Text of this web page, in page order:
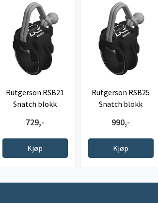
Rutgerson RSB21
Snatch blokk
729,-
Kjøp
Rutgerson RSB25
Snatch blokk
990,-
Kjøp